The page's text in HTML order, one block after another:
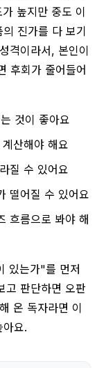
높지만 중도 이
진가를 다 보기
격이라서, 본인이
후회가 줄어들어
것이 좋아요
산해야 해요
질 수 있어요
떨어질 수 있어요
흐름으로 봐야 해
있는가"를 먼저
고 판단하면 오판
온 독자라면 이
요.